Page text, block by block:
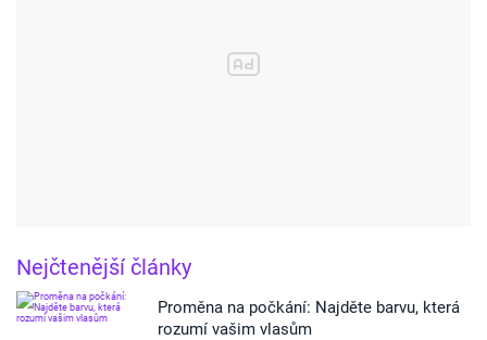
Nejčtenější články
Proměna na počkání: Najděte barvu, která
rozumí vašim vlasům